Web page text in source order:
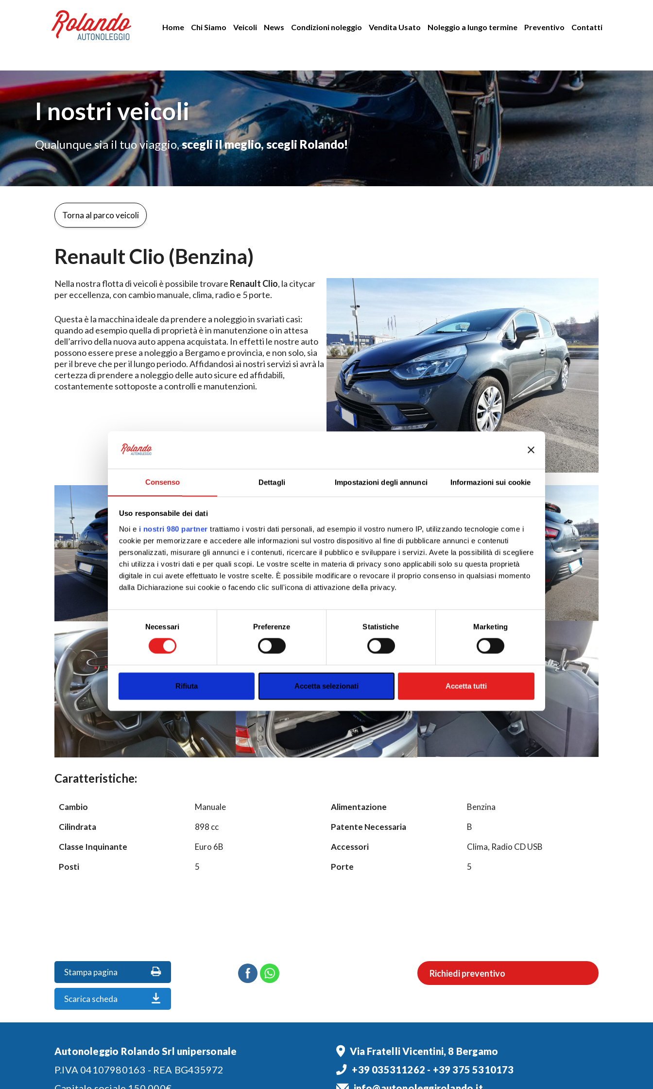
Consenso Dettagli Impostazioni degli annunci Informazioni sui cookie
Uso responsabile dei dati
Noi e i nostri 980 partner trattiamo i vostri dati personali, ad esempio il vostro numero IP, utilizzando tecnologie come i
cookie per memorizzare e accedere alle informazioni sul vostro dispositivo al fine di pubblicare annunci e contenuti
personalizzati, misurare gli annunci e i contenuti, ricercare il pubblico e sviluppare i servizi. Avete la possibilità di scegliere
chi utilizza i vostri dati e per quali scopi. Le vostre scelte in materia di privacy sono applicabili solo su questa proprietà
digitale in cui avete effettuato le vostre scelte. È possibile modificare o revocare il proprio consenso in qualsiasi momento
dalla Dichiarazione sui cookie o facendo clic sull'icona di attivazione della privacy.
Approfondisci come vengono elaborati i tuoi dati personali e imposta le tue preferenze nellasezione dettagli. Puoi
modificare o ritirare il tuo consenso in qualsiasi momento dalla Dichiarazione sui cookie.
Utilizziamo i cookie per personalizzare contenuti ed annunci, per fornire funzionalità dei social media e per analizzare il
Selezione
del
consenso
Necessari Preferenze Statistiche Marketing
Rifiuta Accetta selezionati Accetta tutti
Home Chi Siamo Veicoli News Condizioni noleggio Vendita Usato Noleggio a lungo termine Preventivo Contatti
I nostri veicoli
Qualunque sia il tuo viaggio,scegli il meglio, scegli Rolando!
Torna al parco veicoli
Renault Clio (Benzina)
Nella nostra flotta di veicoli è possibile trovare Renault Clio, la citycar
per eccellenza, con cambio manuale, clima, radio e 5 porte.
Questa è la macchina ideale da prendere a noleggio in svariati casi:
quando ad esempio quella di proprietà è in manutenzione o in attesa
dell’arrivo della nuova auto appena acquistata. In effetti le nostre auto
possono essere prese a noleggio a Bergamo e provincia, e non solo, sia
per il breve che per il lungo periodo. Affidandosi ai nostri servizi si avrà la
certezza di prendere a noleggio delle auto sicure ed affidabili,
costantemente sottoposte a controlli e manutenzioni.
Caratteristiche:
Cambio
Manuale
Cilindrata
898 cc
Classe Inquinante
Euro 6B
Posti
5
Alimentazione
Benzina
Patente Necessaria
B
Accessori
Clima, Radio CD USB
Porte
5
Stampa pagina
Scarica scheda
Richiedi preventivo
Autonoleggio Rolando Srl unipersonale
P.IVA 04107980163 - REA BG435972
Via Fratelli Vicentini, 8 Bergamo
+39 035311262 - +39 375 5310173